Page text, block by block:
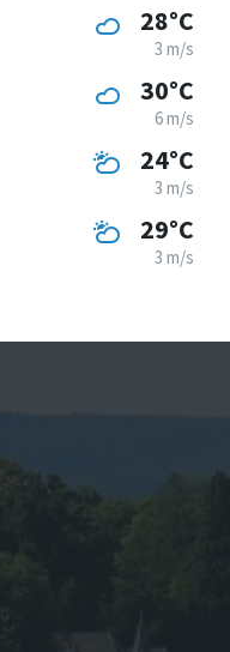
28°C
3 m/s
30°C
6 m/s
24°C
3 m/s
29°C
3 m/s